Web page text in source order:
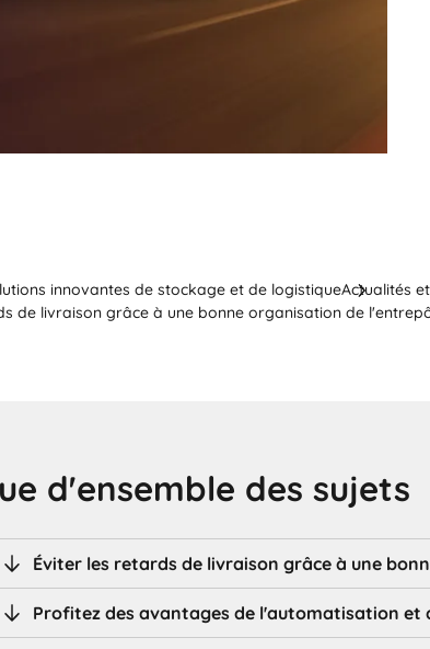
innovantes de stockage et de logistiqueActualités
de livraison grâce à une bonne organisation de
d'ensemble des sujets
Éviter les retards de livraison grâce à une
Profitez des avantages de l'automatisation et